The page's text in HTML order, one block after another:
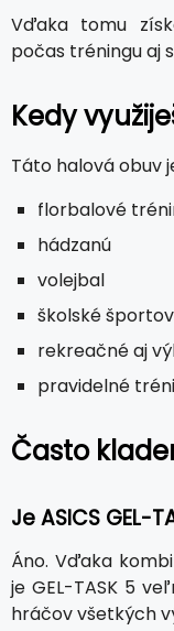
Vďaka tomu
počas tréningu aj
Kedy
Táto halová obuv
florbalové
hádzanú
volejbal
školské
rekreačné aj
pravidelné
Často
Je ASICS GEL-
Áno. Vďaka
je GEL-TASK 5
hráčov všetkých